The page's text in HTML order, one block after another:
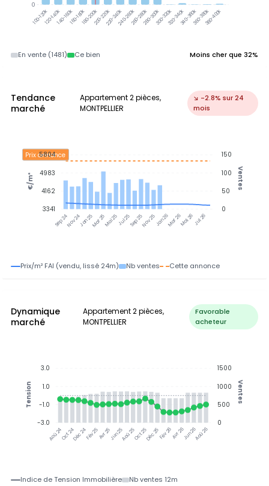
100-120k120-140k140-160k160-180k180-200k200-220k220-240k240-260k260-280k280-300k300-320k320-340k340-360k360-380k380-400k
0
En vente (1481) Ce bien Moins cher que 32%
Tendance
marché
Appartement 2 pièces,
MONTPELLIER
↘ -2.8% sur 24
mois
Sep 24Nov 24Jan 25Mar 25Mai 25Jul 25Sep 25Nov 25Jan 26Mar 26Mai 26Jul 26
Prix annonce 150
100
50
0
Ventes
5804
4983
4162
3341
€/m²
Prix/m² FAI (vendu, lissé 24m) Nb ventes Cette annonce
Dynamique
marché
Appartement 2 pièces,
MONTPELLIER
Favorable
acheteur
Aoû 24Oct 24Déc 24Fév 25Avr 25Jun 25Aoû 25Oct 25Déc 25Fév 26Avr 26Jun 26Aoû 26
1500
1000
500
0
Ventes
3.0
1.0
-1.0
-3.0
Tension
Indice de Tension Immobilière Nb ventes 12m